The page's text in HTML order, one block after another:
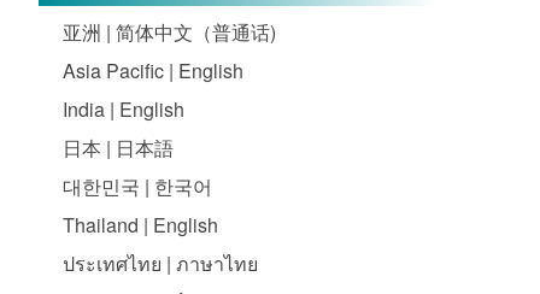
亚洲 | 简体中文（普通话)
Asia Pacific | English
India | English
日本 | 日本語
대한민국 | 한국어
Thailand | English
ประเทศไทย | ภาษาไทย